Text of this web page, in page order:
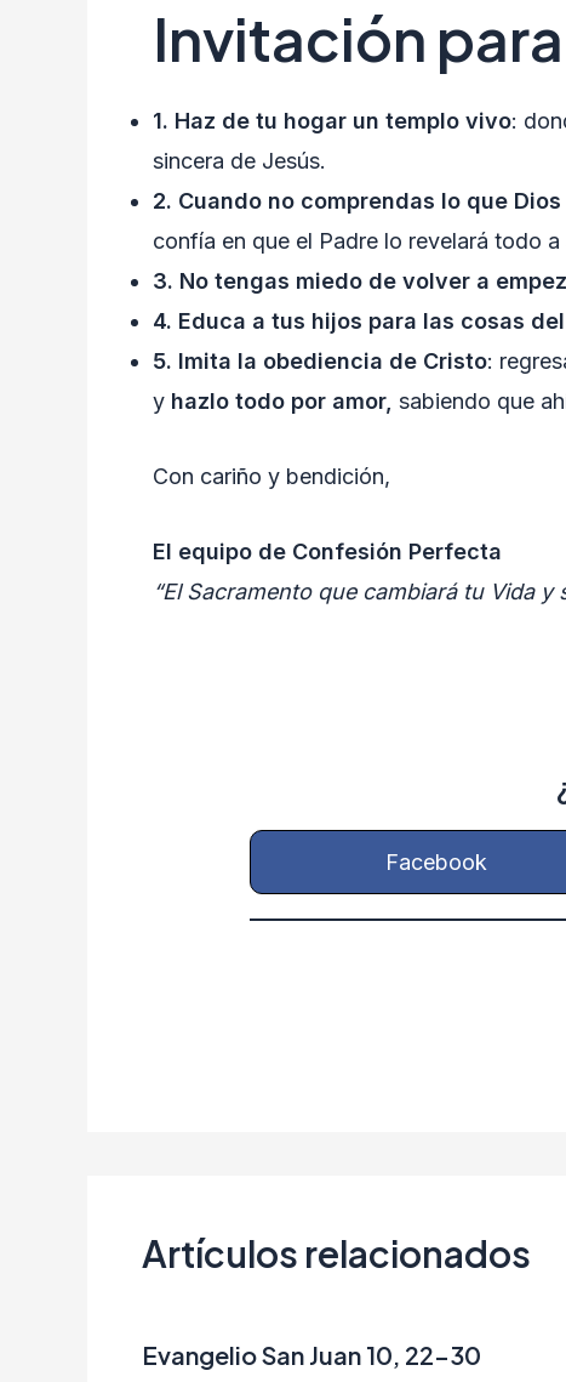
Invitación
1. Haz de tu hogar un templo vivo:
sincera de Jesús.
2. Cuando no comprendas lo que
confía en que el Padre lo revelará todo a
3. No tengas miedo de volver a
4. Educa a tus hijos para las cosas
5. Imita la obediencia de Cristo:
y hazlo todo por amor, sabiendo que
Con cariño y bendición,
El equipo de Confesión Perfecta
“El Sacramento que cambiará tu Vida y
Facebook
Artículos relacionados
Evangelio San Juan 10, 22-30